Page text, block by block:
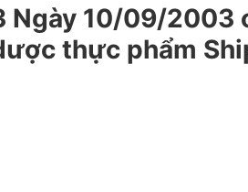
10/09/2003
thực phẩm